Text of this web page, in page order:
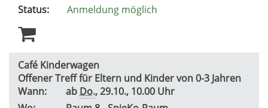
Status:
Anmeldung möglich
Café Kinderwagen
Offener Treff für Eltern und Kinder von 0-3 Jahren
Wann:
ab Do., 29.10., 10.00 Uhr